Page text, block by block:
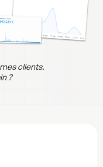
clients.
?